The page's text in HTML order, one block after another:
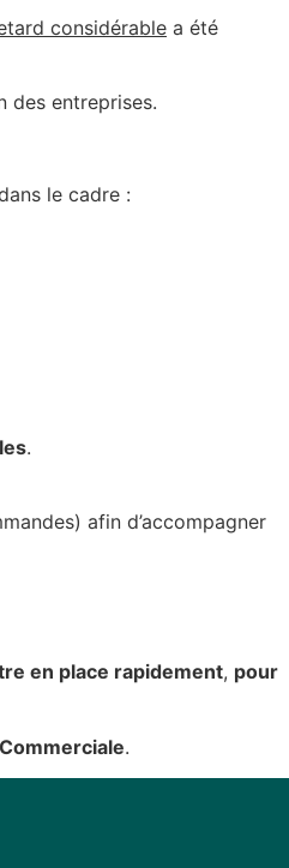
considérable a été
des entreprises.
le cadre :
.
afin d’accompagner
en place rapidement, pour
.